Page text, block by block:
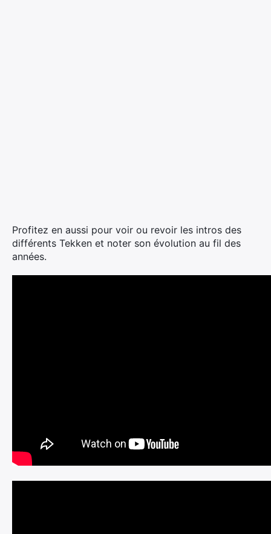
Profitez en aussi pour voir ou revoir les intros des
différents Tekken et noter son évolution au fil des
années.